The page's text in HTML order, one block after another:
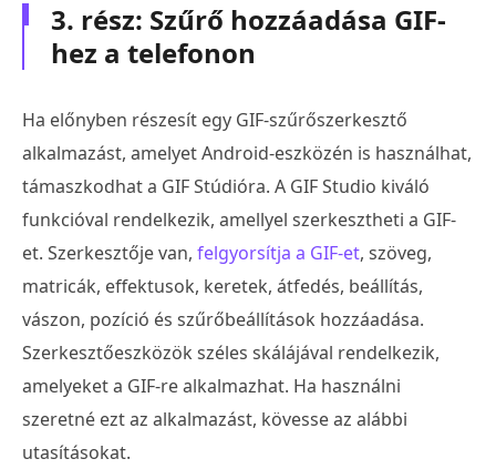
3. rész: Szűrő hozzáadása GIF-
hez a telefonon
Ha előnyben részesít egy GIF-szűrőszerkesztő
alkalmazást, amelyet Android-eszközén is használhat,
támaszkodhat a GIF Stúdióra. A GIF Studio kiváló
funkcióval rendelkezik, amellyel szerkesztheti a GIF-
et. Szerkesztője van, felgyorsítja a GIF-et, szöveg,
matricák, effektusok, keretek, átfedés, beállítás,
vászon, pozíció és szűrőbeállítások hozzáadása.
Szerkesztőeszközök széles skálájával rendelkezik,
amelyeket a GIF-re alkalmazhat. Ha használni
szeretné ezt az alkalmazást, kövesse az alábbi
utasításokat.